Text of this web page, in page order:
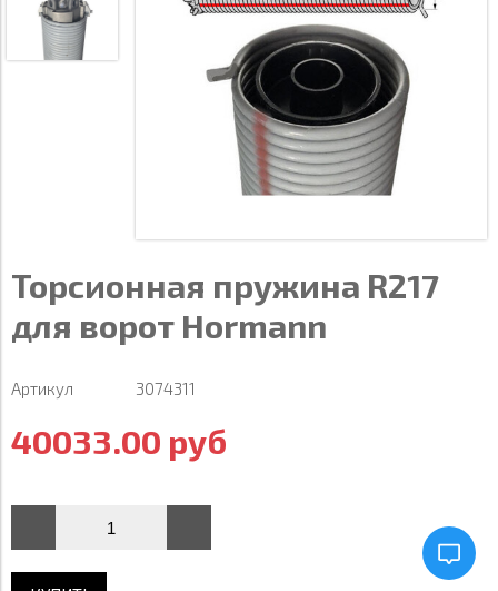
Торсионная пружина R217
для ворот Hormann
Артикул 3074311
40033.00 руб